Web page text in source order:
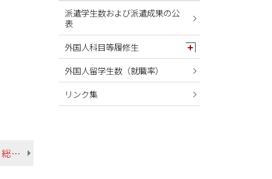
【2025年1月】韓南大学（韓国） 饒平名さん 総合文化学部 英米言語文化学科
2024年03月
2024年02月
2024年01月
2023年12月
2023年11月
2023年10月
派遣学生数および派遣成果の公
表
外国人科目等履修生
外国人留学生数（就職率）
リンク集